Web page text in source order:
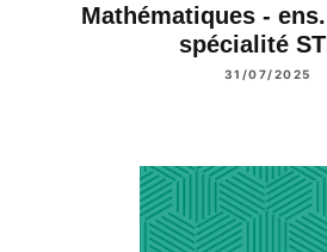
Mathématiques -
spécialité
31/07/2025